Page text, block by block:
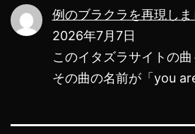
例のブラクラを再現しま
2026年7月7日
このイタズラサイトの
その曲の名前が「you